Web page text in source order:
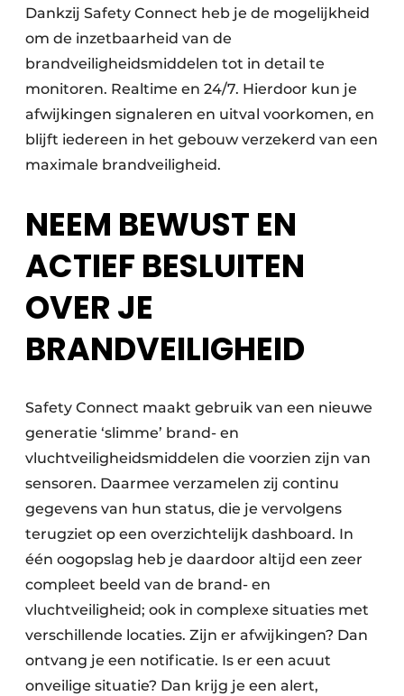
Dankzij Safety Connect heb je de mogelijkheid
om de inzetbaarheid van de
brandveiligheidsmiddelen tot in detail te
monitoren. Realtime en 24/7. Hierdoor kun je
afwijkingen signaleren en uitval voorkomen, en
blijft iedereen in het gebouw verzekerd van een
maximale brandveiligheid.
NEEM BEWUST EN
ACTIEF BESLUITEN
OVER JE
BRANDVEILIGHEID
Safety Connect maakt gebruik van een nieuwe
generatie ‘slimme’ brand- en
vluchtveiligheidsmiddelen die voorzien zijn van
sensoren. Daarmee verzamelen zij continu
gegevens van hun status, die je vervolgens
terugziet op een overzichtelijk dashboard. In
één oogopslag heb je daardoor altijd een zeer
compleet beeld van de brand- en
vluchtveiligheid; ook in complexe situaties met
verschillende locaties. Zijn er afwijkingen? Dan
ontvang je een notificatie. Is er een acuut
onveilige situatie? Dan krijg je een alert,